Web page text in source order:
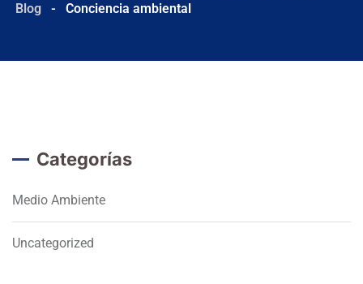
Blog
- Conciencia ambiental
Categorías
Medio Ambiente
Uncategorized